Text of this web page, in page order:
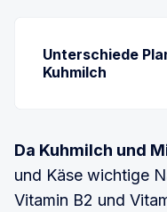
Unterschiede
Kuhmilch
gesättigte
Milchalternativen
enthalten mehr
Da Kuhmilch und
und Käse wichtige
Vitamin B2 und